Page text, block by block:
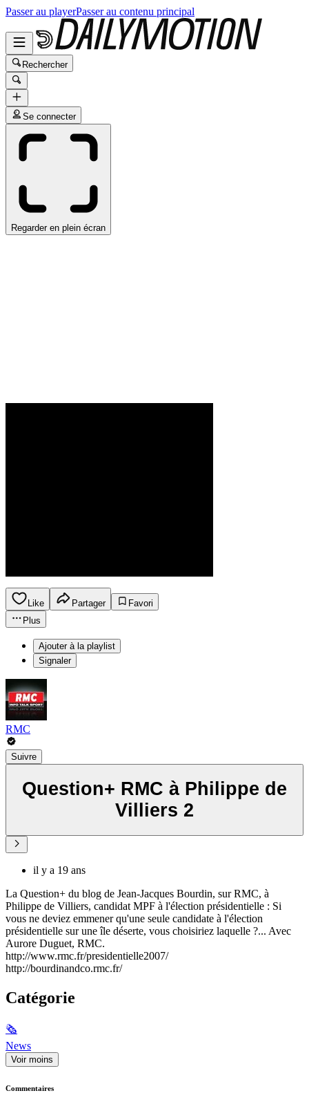
Passer au playerPasser au contenu principal
Rechercher
Se connecter
Regarder en plein écran
Like Partager
Favori
Plus
Ajouter à la playlist
Signaler
RMC
Suivre
Question+ RMC à Philippe de
Villiers 2
il y a 19 ans
La Question+ du blog de Jean-Jacques Bourdin, sur RMC, à
Philippe de Villiers, candidat MPF à l'élection présidentielle : Si
vous ne deviez emmener qu'une seule candidate à l'élection
présidentielle sur une île déserte, vous choisiriez laquelle ?... Avec
Aurore Duguet, RMC.
http://www.rmc.fr/presidentielle2007/
http://bourdinandco.rmc.fr/
Catégorie
🗞
News
Voir moins
Commentaires